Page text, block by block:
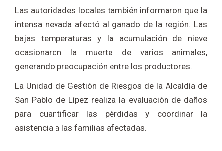
Las autoridades locales también informaron que la
intensa nevada afectó al ganado de la región. Las
bajas temperaturas y la acumulación de nieve
ocasionaron la muerte de varios animales,
generando preocupación entre los productores.
La Unidad de Gestión de Riesgos de la Alcaldía de
San Pablo de Lípez realiza la evaluación de daños
para cuantificar las pérdidas y coordinar la
asistencia a las familias afectadas.